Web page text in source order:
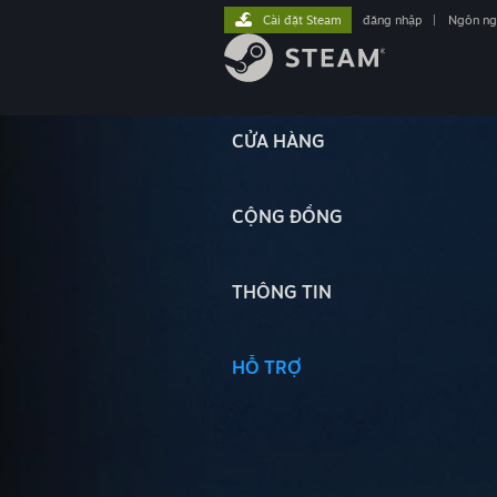
CỬA HÀNG
CỘNG ĐỒNG
THÔNG TIN
HỖ TRỢ
Cài đặt Steam đăng nhập Ngôn